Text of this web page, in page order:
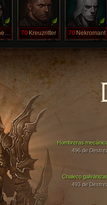
Damonenjager 70 Kreuzritter 70 Nekromant
Chaleco
493 de
Hombreras
496 de